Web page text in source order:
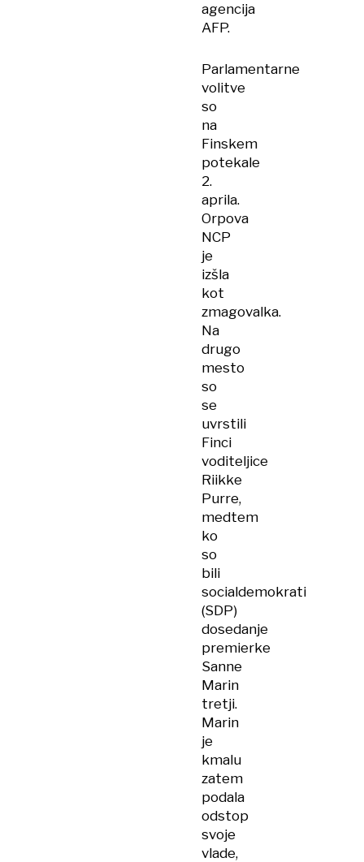
agencija
AFP.
Parlamentarne
volitve
so
na
Finskem
potekale
2.
aprila.
Orpova
NCP
je
izšla
kot
zmagovalka.
Na
drugo
mesto
so
se
uvrstili
Finci
voditeljice
Riikke
Purre,
medtem
ko
so
bili
socialdemokrati
(SDP)
dosedanje
premierke
Sanne
Marin
tretji.
Marin
je
kmalu
zatem
podala
odstop
svoje
vlade,